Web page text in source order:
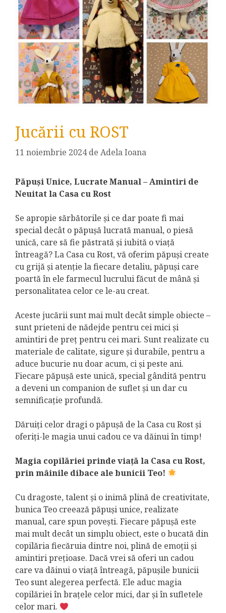
Jucării cu ROST
11 noiembrie 2024 de Adela Ioana
Păpuși Unice, Lucrate Manual – Amintiri de
Neuitat la Casa cu Rost
Se apropie sărbătorile și ce dar poate fi mai
special decât o păpușă lucrată manual, o piesă
unică, care să fie păstrată și iubită o viață
întreagă? La Casa cu Rost, vă oferim păpuși create
cu grijă și atenție la fiecare detaliu, păpuși care
poartă în ele farmecul lucrului făcut de mână și
personalitatea celor ce le-au creat.
Aceste jucării sunt mai mult decât simple obiecte –
sunt prieteni de nădejde pentru cei mici și
amintiri de preț pentru cei mari. Sunt realizate cu
materiale de calitate, sigure și durabile, pentru a
aduce bucurie nu doar acum, ci și peste ani.
Fiecare păpușă este unică, special gândită pentru
a deveni un companion de suflet și un dar cu
semnificație profundă.
Dăruiți celor dragi o păpușă de la Casa cu Rost și
oferiți-le magia unui cadou ce va dăinui în timp!
Magia copilăriei prinde viață la Casa cu Rost,
prin mâinile dibace ale bunicii Teo!
Cu dragoste, talent și o inimă plină de creativitate,
bunica Teo creează păpuși unice, realizate
manual, care spun povești. Fiecare păpușă este
mai mult decât un simplu obiect, este o bucată din
copilăria fiecăruia dintre noi, plină de emoții și
amintiri prețioase. Dacă vrei să oferi un cadou
care va dăinui o viață întreagă, păpușile bunicii
Teo sunt alegerea perfectă. Ele aduc magia
copilăriei în brațele celor mici, dar și în sufletele
celor mari.